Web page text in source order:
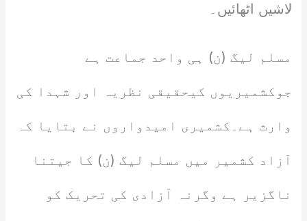
لاشیں اٹھائیں۔
مسلم لیگ (ن) ہی واحد جماعت ہے
جوکشمیریوں کیحقیقی نظریہ اور شہدا کی
وارث ہے۔کشمیری امیدواروں نے بتایا کہ
آزاد کشمیر میں مسلم لیگ (ن) کا جیتنا
ناگزیر ہے وگرنہ آزادی کی تحریک کو